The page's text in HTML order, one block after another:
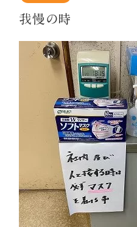
我慢の時